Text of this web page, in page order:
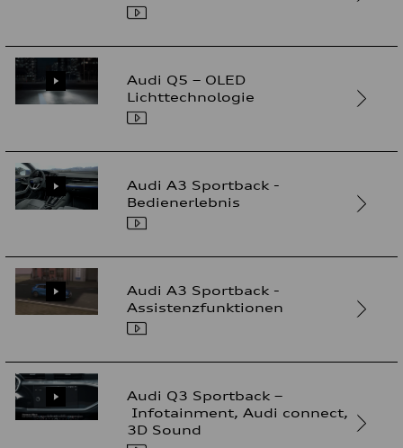
Audi Q5 – OLED
Lichttechnologie
Audi A3 Sportback -
Bedienerlebnis
Audi A3 Sportback -
Assistenzfunktionen
Audi Q3 Sportback –
Infotainment, Audi connect,
3D Sound